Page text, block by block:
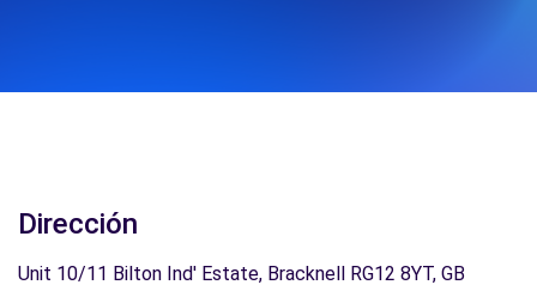
Dirección
Unit 10/11 Bilton Ind' Estate, Bracknell RG12 8YT, GB